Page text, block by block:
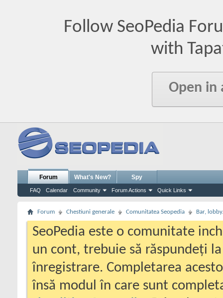
Follow SeoPedia
with
Open in
Forum
FAQ Calendar Community Forum Actions Quick Links
What's New? Spy
Forum Chestiuni generale Comunitatea Seopedia Bar,
SeoPedia este o comunitate
un cont, trebuie să răspundeți
înregistrare. Completarea
însă modul în care sunt